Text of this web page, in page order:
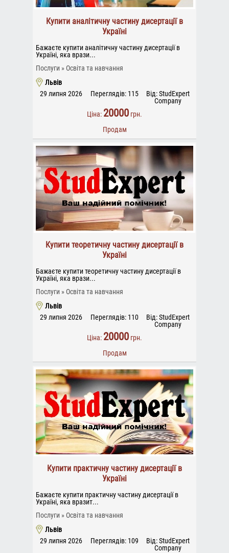
Купити аналітичну частину дисертації в
Україні
Бажаєте купити аналітичну частину дисертації в
Україні, яка врази...
Послуги
Освіта та навчання
Львів
29 липня 2026
Переглядів: 115
Від: StudExpert
Company
Ціна: 20000 грн.
Продам
Купити теоретичну частину дисертації в
Україні
Бажаєте купити теоретичну частину дисертації в
Україні, яка врази...
Послуги
Освіта та навчання
Львів
29 липня 2026
Переглядів: 110
Від: StudExpert
Company
Ціна: 20000 грн.
Продам
Купити практичну частину дисертації в
Україні
Бажаєте купити практичну частину дисертації в
Україні, яка вразит...
Послуги
Освіта та навчання
Львів
29 липня 2026
Переглядів: 109
Від: StudExpert
Company